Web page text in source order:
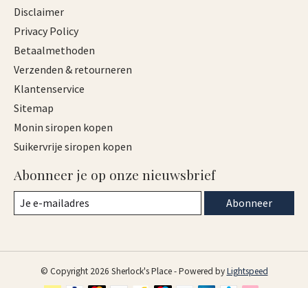
Disclaimer
Privacy Policy
Betaalmethoden
Verzenden & retourneren
Klantenservice
Sitemap
Monin siropen kopen
Suikervrije siropen kopen
Abonneer je op onze nieuwsbrief
Abonneer
© Copyright 2026 Sherlock's Place - Powered byLightspeed